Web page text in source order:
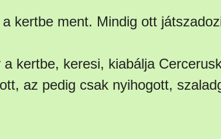
kertbe ment. Mindig ott
a kertbe, keresi, kiabálja
az pedig csak nyihogott,